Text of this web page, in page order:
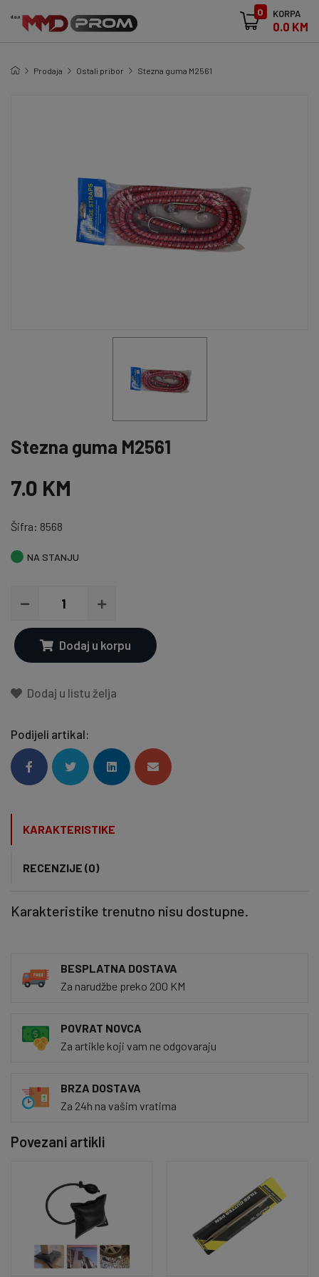
0 KORPA
0.0 KM
Prodaja Ostali pribor Stezna guma M2561
Stezna guma M2561
7.0 KM
Šifra: 8568
NA STANJU
Dodaj u korpu
Dodaj u listu želja
Podijeli artikal:
KARAKTERISTIKE
RECENZIJE (0)
Karakteristike trenutno nisu dostupne.
BESPLATNA DOSTAVA
Za narudžbe preko 200 KM
POVRAT NOVCA
Za artikle koji vam ne odgovaraju
BRZA DOSTAVA
Za 24h na vašim vratima
Povezani artikli